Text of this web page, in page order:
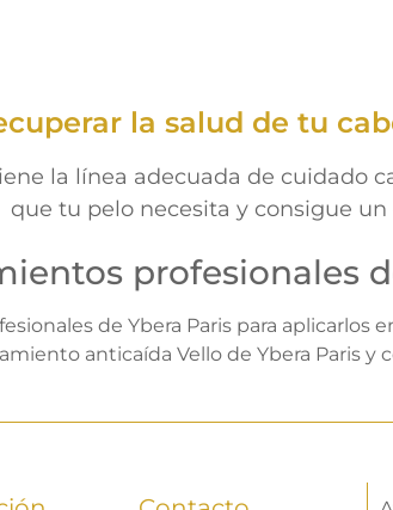
la salud de tu
la línea adecuada de cuidado
que tu pelo necesita y consigue
profesionales
de Ybera Paris para
anticaída Vello de Ybera Paris y